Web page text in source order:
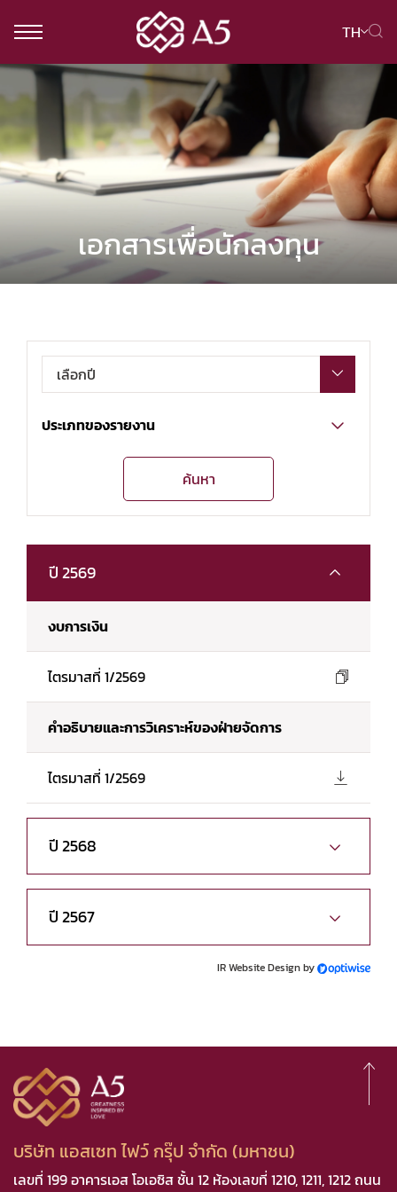
TH
ค้นหาในเว็บไซต์
Web Design by
เอกสารเพื่อนักลงทุน
เลือกปี
ประเภทของรายงาน
ค้นหา
ปี 2569
งบการเงิน
ไตรมาสที่ 1/2569
คำอธิบายและการวิเคราะห์ของฝ่ายจัดการ
ไตรมาสที่ 1/2569
ปี 2568
ปี 2567
IR Website Design by
บริษัท แอสเซท ไฟว์ กรุ๊ป จำกัด (มหาชน)
เลขที่ 199 อาคารเอส โอเอซิส ชั้น 12 ห้องเลขที่ 1210, 1211, 1212 ถนน